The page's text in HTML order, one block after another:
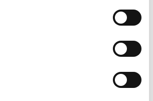
über Ihre geografische Lage
(Fingerprinting) identifizieren
darüber, wie Ihre persönlichen Daten